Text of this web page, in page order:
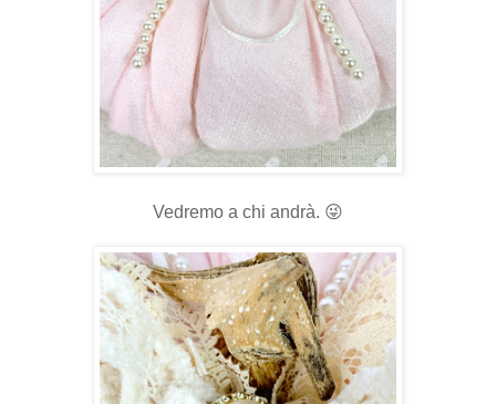
Vedremo a chi andrà. 😜